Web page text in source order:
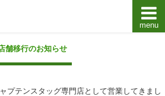
テンスタッグキャンプ用品通販店【eキャンプ
menu
舗移行のお知らせ
プテンスタッグ専門店として営業してきまし